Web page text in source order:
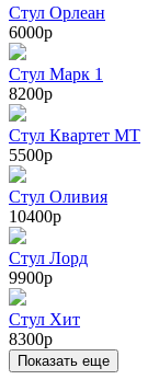
Стул Орлеан
6000р
Стул Марк 1
8200р
Стул Квартет МТ
5500р
Стул Оливия
10400р
Стул Лорд
9900р
Стул Хит
8300р
Показать еще